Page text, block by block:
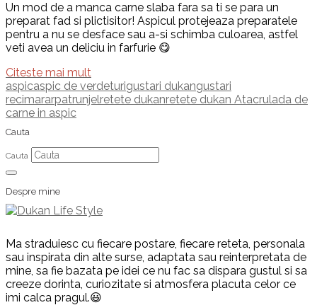
Un mod de a manca carne slaba fara sa ti se para un
preparat fad si plictisitor! Aspicul protejeaza preparatele
pentru a nu se desface sau a-si schimba culoarea, astfel
veti avea un deliciu in farfurie 😋
Citeste mai mult
aspicaspic de verdeturigustari dukangustari
recimararpatrunjelretete dukanretete dukan Atacrulada de
carne in aspic
Cauta
Cauta
Despre mine
Ma straduiesc cu fiecare postare, fiecare reteta, personala
sau inspirata din alte surse, adaptata sau reinterpretata de
mine, sa fie bazata pe idei ce nu fac sa dispara gustul si sa
creeze dorinta, curiozitate si atmosfera placuta celor ce
imi calca pragul.😃